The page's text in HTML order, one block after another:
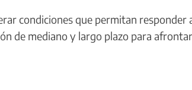
condiciones que permitan responder
de mediano y largo plazo para